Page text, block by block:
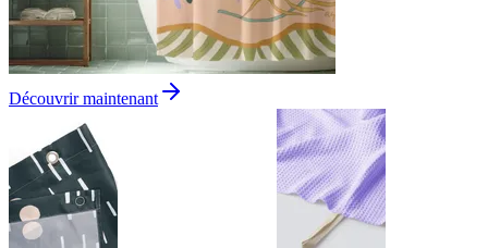
Découvrir maintenant